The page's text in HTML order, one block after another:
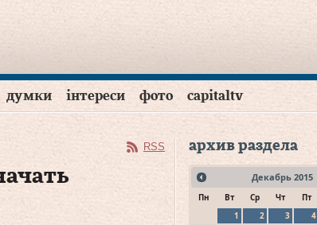
думки інтереси фото capitaltv
RSS архив раздела
Декабрь 2015
Пн Вт Ср Чт Пт
1
2 3 4